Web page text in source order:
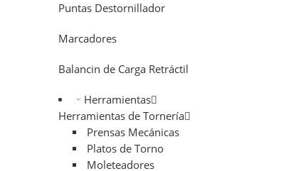
Puntas Destornillador
Marcadores
Balancin de Carga Retráctil
Herramientas
Herramientas de Tornería
Prensas Mecánicas
Platos de Torno
Moleteadores